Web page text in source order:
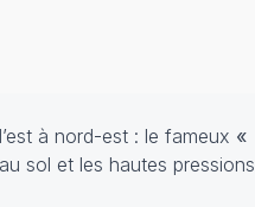
à nord-est : le fameux «
sol et les hautes pressions